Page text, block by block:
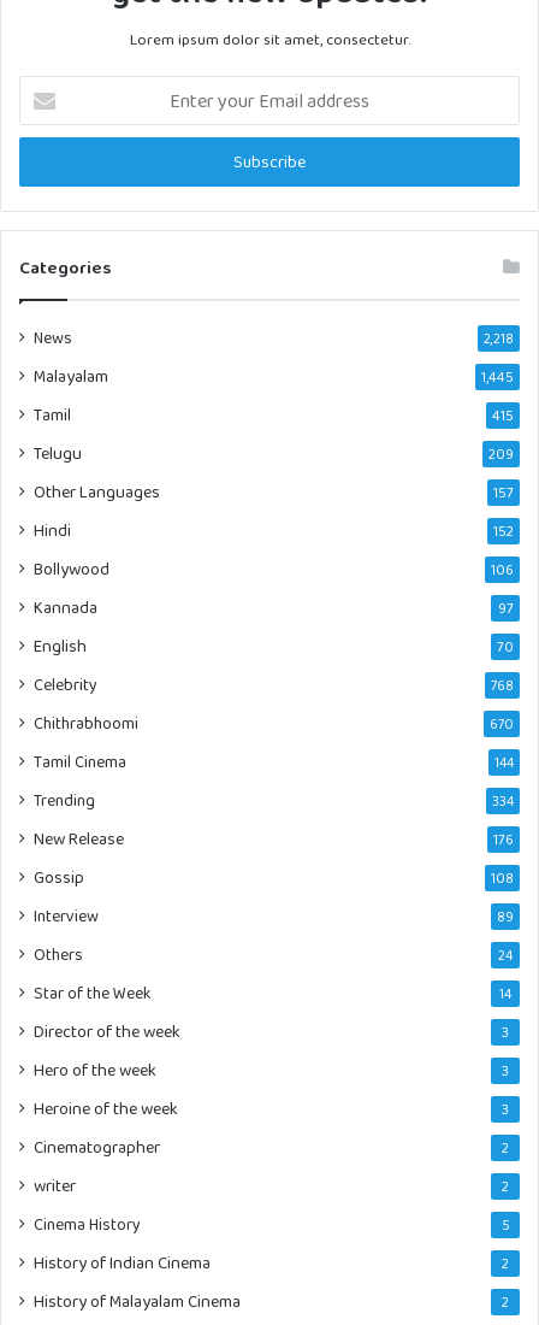
Lorem ipsum dolor sit amet, consectetur.
Enter
your
Email
Categories
News 2,218
Malayalam 1,445
Tamil 415
Telugu 209
Other Languages 157
Hindi 152
Bollywood 106
Kannada 97
English 70
Celebrity 768
Chithrabhoomi 670
Tamil Cinema 144
Trending 334
New Release 176
Gossip 108
Interview 89
Others 24
Star of the Week 14
Director of the week 3
Hero of the week 3
Heroine of the week 3
Cinematographer 2
writer 2
Cinema History 5
History of Indian Cinema 2
History of Malayalam Cinema 2